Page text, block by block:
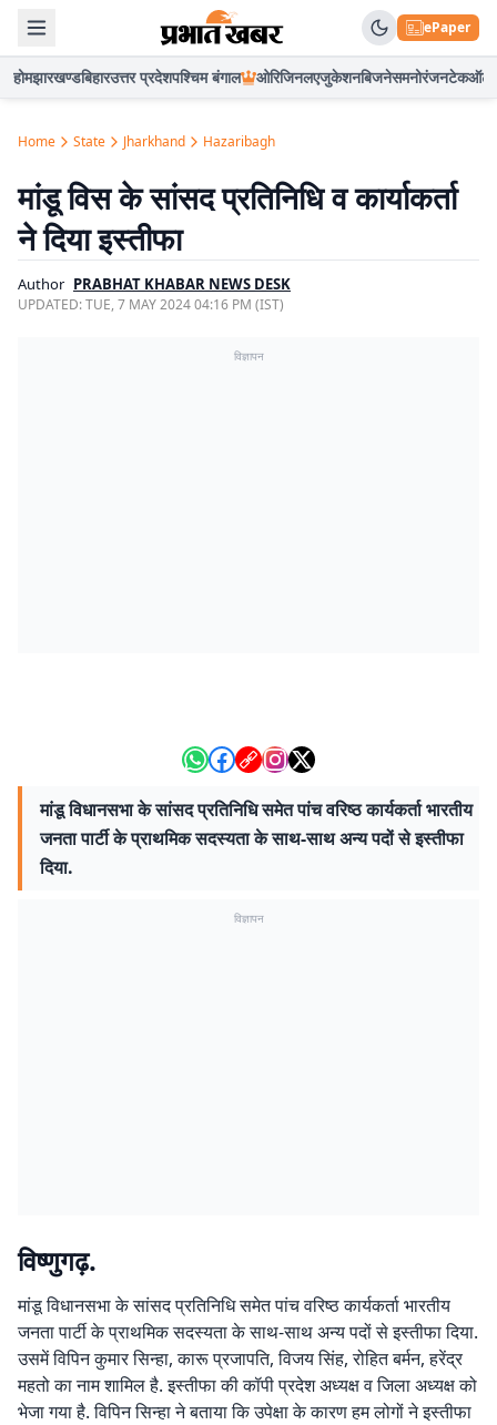
ePaper
होमझारखण्डबिहारउत्तर प्रदेशपश्चिम बंगाल ओरिजिनलएजुकेशनबिजनेसमनोरंजनटेकऑटो
Home State Jharkhand Hazaribagh
मांडू विस के सांसद प्रतिनिधि व कार्याकर्ता
ने दिया इस्तीफा
Author PRABHAT KHABAR NEWS DESK
UPDATED:TUE, 7 MAY 2024 04:16 PM (IST)
विज्ञापन
मांडू विधानसभा के सांसद प्रतिनिधि समेत पांच वरिष्ठ कार्यकर्ता भारतीय
जनता पार्टी के प्राथमिक सदस्यता के साथ-साथ अन्य पदों से इस्तीफा
दिया.
विज्ञापन
विष्णुगढ़.
मांडू विधानसभा के सांसद प्रतिनिधि समेत पांच वरिष्ठ कार्यकर्ता भारतीय
जनता पार्टी के प्राथमिक सदस्यता के साथ-साथ अन्य पदों से इस्तीफा दिया.
उसमें विपिन कुमार सिन्हा, कारू प्रजापति, विजय सिंह, रोहित बर्मन, हरेंद्र
महतो का नाम शामिल है. इस्तीफा की कॉपी प्रदेश अध्यक्ष व जिला अध्यक्ष को
भेजा गया है. विपिन सिन्हा ने बताया कि उपेक्षा के कारण हम लोगों ने इस्तीफा